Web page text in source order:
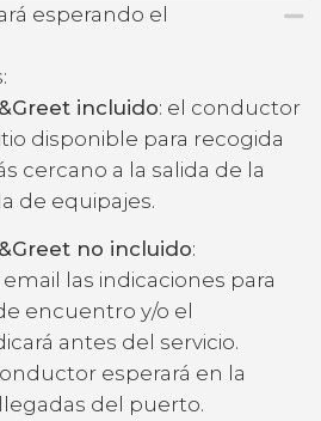
esperando el
incluido: el conductor
disponible para recogida
cercano a la salida de la
de equipajes.
no incluido:
las indicaciones para
encuentro y/o el
antes del servicio.
esperará en la
del puerto.